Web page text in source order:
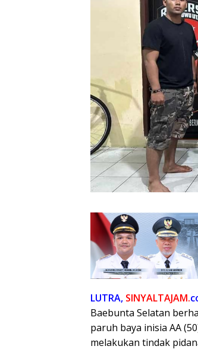
LUTRA, SINYALTAJAM.
Baebunta Selatan
paruh baya inisia AA
melakukan tindak